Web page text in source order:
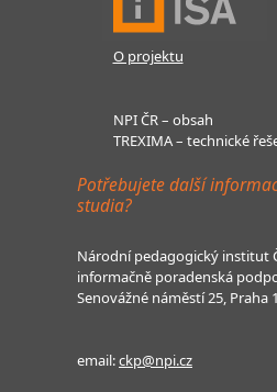
O projektu
NPI ČR – obsah
TREXIMA – technické
Potřebujete další
studia?
Národní pedagogický institut
informačně poradenská
Senovážné náměstí 25, Praha 1
email:ckp@npi.cz